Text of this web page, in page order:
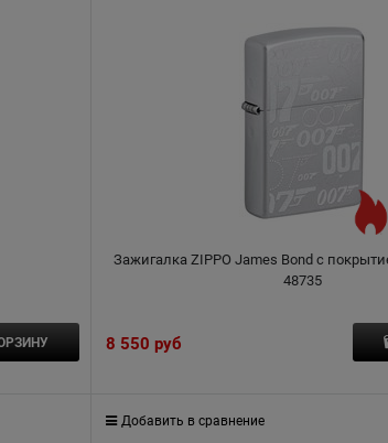
Зажигалка ZIPPO James Bond с
48735
8 550 руб
Добавить в сравнение